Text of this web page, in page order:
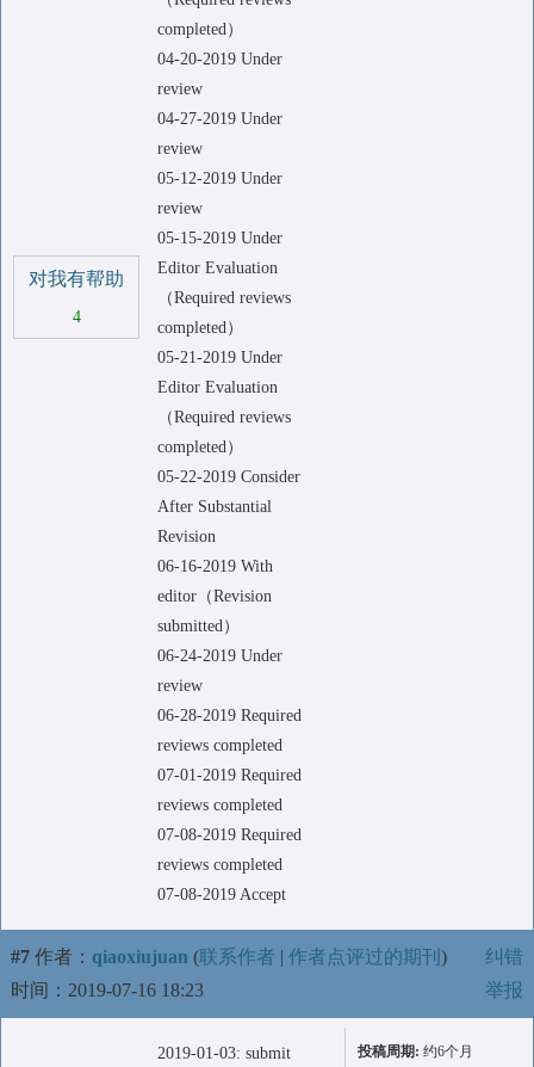
对我有帮助
4
completed）
04-20-2019 Under
review
04-27-2019 Under
review
05-12-2019 Under
review
05-15-2019 Under
Editor Evaluation
（Required reviews
completed）
05-21-2019 Under
Editor Evaluation
（Required reviews
completed）
05-22-2019 Consider
After Substantial
Revision
06-16-2019 With
editor（Revision
submitted）
06-24-2019 Under
review
06-28-2019 Required
reviews completed
07-01-2019 Required
reviews completed
07-08-2019 Required
reviews completed
07-08-2019 Accept
#7 作者： qiaoxiujuan (联系作者 | 作者点评过的期刊 )
时间：2019-07-16 18:23
纠错
举报
2019-01-03: submit
投稿周期: 约6个月